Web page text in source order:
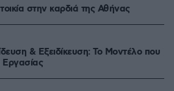
στην καρδιά της Αθήνας
& Εξειδίκευση: Το Mοντέλο που